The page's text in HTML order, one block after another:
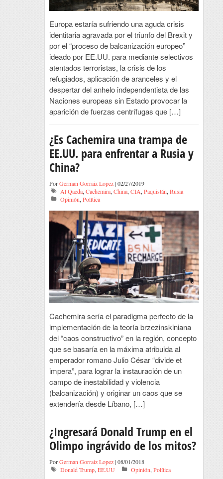
Europa estaría sufriendo una aguda crisis
identitaria agravada por el triunfo del Brexit y
por el “proceso de balcanización europeo”
ideado por EE.UU. para mediante selectivos
atentados terroristas, la crisis de los
refugiados, aplicación de aranceles y el
despertar del anhelo independentista de las
Naciones europeas sin Estado provocar la
aparición de fuerzas centrífugas que […]
¿Es Cachemira una trampa de
EE.UU. para enfrentar a Rusia y
China?
PorGerman Gorraiz Lopez| 02/27/2019
Al Qaeda, Cachemira, China, CIA, Paquistán, Rusia
Opinión, Política
Cachemira sería el paradigma perfecto de la
implementación de la teoría brzezinskiniana
del “caos constructivo” en la región, concepto
que se basaría en la máxima atribuida al
emperador romano Julio César “divide et
impera”, para lograr la instauración de un
campo de inestabilidad y violencia
(balcanización) y originar un caos que se
extendería desde Líbano, […]
¿Ingresará Donald Trump en el
Olimpo ingrávido de los mitos?
PorGerman Gorraiz Lopez| 08/01/2018
Donald Trump, EE.UU Opinión, Política